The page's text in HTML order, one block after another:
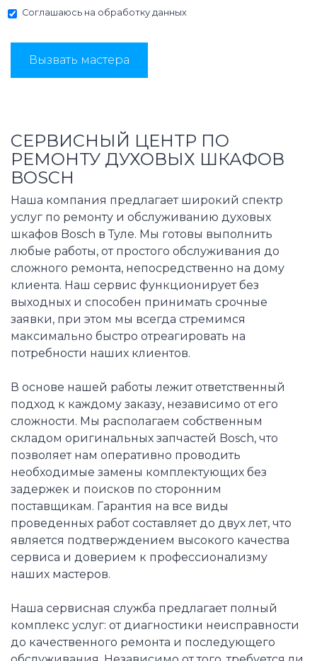
Соглашаюсь на обработку данных
Вызвать мастера
СЕРВИСНЫЙ ЦЕНТР ПО
РЕМОНТУ ДУХОВЫХ ШКАФОВ
BOSCH
Наша компания предлагает широкий спектр
услуг по ремонту и обслуживанию духовых
шкафов Bosch в Туле. Мы готовы выполнить
любые работы, от простого обслуживания до
сложного ремонта, непосредственно на дому
клиента. Наш сервис функционирует без
выходных и способен принимать срочные
заявки, при этом мы всегда стремимся
максимально быстро отреагировать на
потребности наших клиентов.
В основе нашей работы лежит ответственный
подход к каждому заказу, независимо от его
сложности. Мы располагаем собственным
складом оригинальных запчастей Bosch, что
позволяет нам оперативно проводить
необходимые замены комплектующих без
задержек и поисков по сторонним
поставщикам. Гарантия на все виды
проведенных работ составляет до двух лет, что
является подтверждением высокого качества
сервиса и доверием к профессионализму
наших мастеров.
Наша сервисная служба предлагает полный
комплекс услуг: от диагностики неисправности
до качественного ремонта и последующего